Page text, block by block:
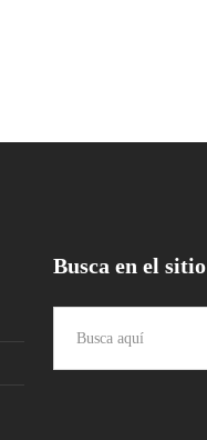
Busca en el sitio